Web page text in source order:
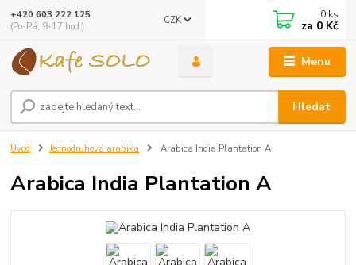
Menu
CZK
Hledat
+420 603 222 125
(Po-Pá, 9-17 hod.)
0 ks
za 0 Kč
Úvod Jednodruhová arabika Arabica India Plantation A
Arabica India Plantation A